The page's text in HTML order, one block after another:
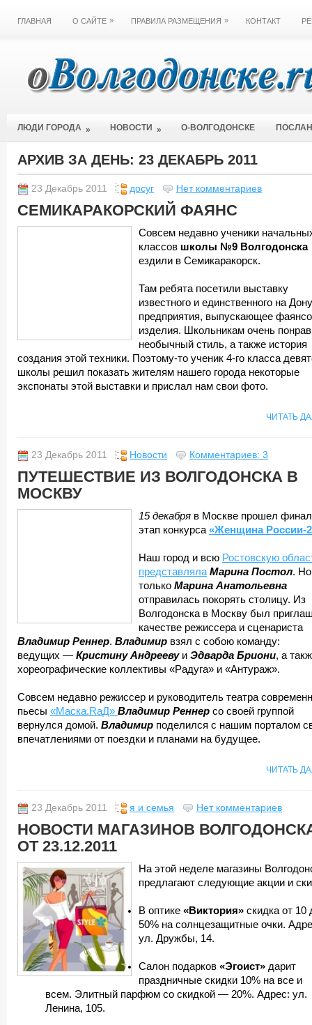
ГЛАВНАЯ О САЙТЕ » ПРАВИЛА РАЗМЕЩЕНИЯ » КОНТАКТ
ЛЮДИ ГОРОДА » НОВОСТИ » О-ВОЛГОДОНСКЕ
АРХИВ ЗА ДЕНЬ: 23 ДЕКАБРЬ 2011
23 Декабрь 2011 досуг Нет комментариев
СЕМИКАРАКОРСКИЙ ФАЯНС
Совсем недавно ученики
классов школы №9 Волгодонска
ездили в Семикаракорск.
Там ребята посетили выставку
известного и единственного на Дону
предприятия, выпускающее
изделия. Школьникам очень
необычный стиль, а также история
создания этой техники. Поэтому-то ученик 4-го класса
школы решил показать жителям нашего города некоторые
экспонаты этой выставки и прислал нам свои фото.
ЧИТАТЬ
23 Декабрь 2011 Новости Комментариев: 3
ПУТЕШЕСТВИЕ ИЗ ВОЛГОДОНСКА В
МОСКВУ
15 декабря в Москве прошел
этап конкурса «Женщина России-
Наш город и всю Ростовскую
представляла Марина Постол.
только Марина Анатольевна
отправилась покорять столицу. Из
Волгодонска в Москву был
качестве режиссера и сценариста
Владимир Реннер. Владимир взял с собою команду:
ведущих — Кристину Андреевуи Эдварда Бриони, а
хореографические коллективы «Радуга» и «Антураж».
Совсем недавно режиссер и руководитель театра
пьесы «Маска.RаД» Владимир Реннер со своей группой
вернулся домой. Владимир поделился с нашим порталом
впечатлениями от поездки и планами на будущее.
ЧИТАТЬ
23 Декабрь 2011 я и семья Нет комментариев
НОВОСТИ МАГАЗИНОВ
ОТ 23.12.2011
На этой неделе магазины
предлагают следующие акции и
В оптике «Виктория» скидка от 10
50% на солнцезащитные очки.
ул. Дружбы, 14.
Салон подарков «Эгоист» дарит
праздничные скидки 10% на все и
всем. Элитный парфюм со скидкой — 20%. Адрес: ул.
Ленина, 105.